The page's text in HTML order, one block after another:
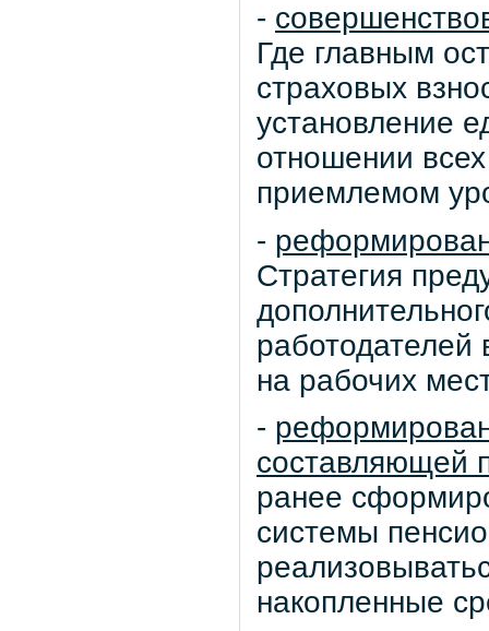
-
Где главным
страховых
установление
отношении
приемлемом
-
Стратегия
на рабочих
-
составляющей
ранее
системы
накопленные